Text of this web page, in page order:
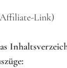
Link)